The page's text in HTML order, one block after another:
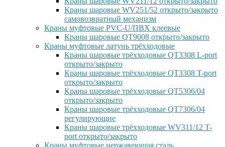
Краны шаровые WV251/52 открыто/закрыто
самовозвратный механизм
Краны муфтовые PVC-U/ПВХ клеевые
Краны шаровые QT9008 открыто/закрыто
Краны муфтовые латунь трёхходовые
Краны шаровые трёхходовые QT3308 L-port
открыто/закрыто
Краны шаровые трёхходовые QT3308 T-port
открыто/закрыто
Краны шаровые трёхходовые QT5306/04
открыто/закрыто
Краны шаровые трёхходовые QT7306/04
регулирующие
Краны шаровые трёхходовые WV311/12 T-
port открыто/закрыто
Краны муфтовые нержавеющая сталь